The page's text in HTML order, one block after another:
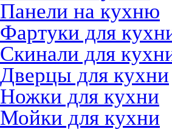
Панели на кухню
Фартуки для
Скинали для
Дверцы для кухни
Ножки для кухни
Мойки для кухни